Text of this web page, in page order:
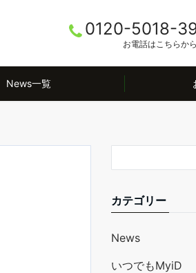
0120-5018-
お電話はこちらから
News一覧
カテゴリー
News
いつでもMyiD